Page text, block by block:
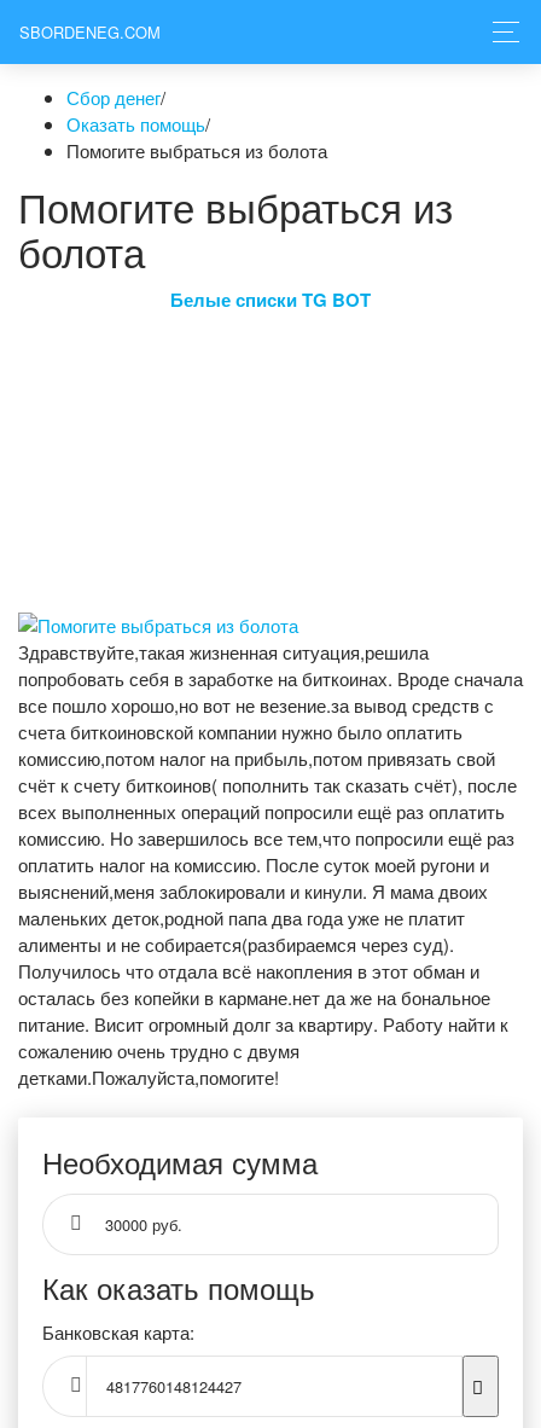
SBORDENEG.COM
Сбор денег/
Оказать помощь/
Помогите выбраться из болота
Помогите выбраться из
болота
Белые списки TG BOT
Здравствуйте,такая жизненная ситуация,решила
попробовать себя в заработке на биткоинах. Вроде сначала
все пошло хорошо,но вот не везение.за вывод средств с
счета биткоиновской компании нужно было оплатить
комиссию,потом налог на прибыль,потом привязать свой
счёт к счету биткоинов( пополнить так сказать счёт), после
всех выполненных операций попросили ещё раз оплатить
комиссию. Но завершилось все тем,что попросили ещё раз
оплатить налог на комиссию. После суток моей ругони и
выяснений,меня заблокировали и кинули. Я мама двоих
маленьких деток,родной папа два года уже не платит
алименты и не собирается(разбираемся через суд).
Получилось что отдала всё накопления в этот обман и
осталась без копейки в кармане.нет да же на бональное
питание. Висит огромный долг за квартиру. Работу найти к
сожалению очень трудно с двумя
детками.Пожалуйста,помогите!
Необходимая сумма
30000 руб.
Как оказать помощь
Банковская карта:
4817760148124427